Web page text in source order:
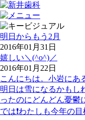
明日からもう2月
2016年01月31日
嬉しい＼(^o^)／
2016年01月22日
こんにちは。小岩にあ
明日は雪になるかもし
ったのにどんどん憂鬱
では❗️わたしも今年の